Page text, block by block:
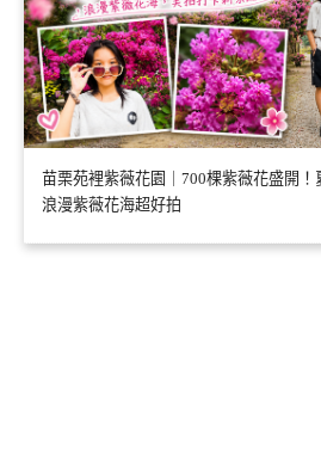
苗栗苑裡紫薇花園｜700棵紫薇花盛開
浪漫紫薇花海超好拍